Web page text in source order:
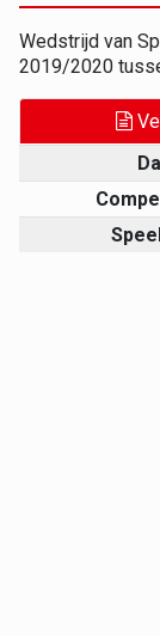
Wedstrijd van
2019/2020